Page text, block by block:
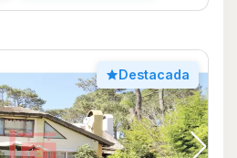
Destacada